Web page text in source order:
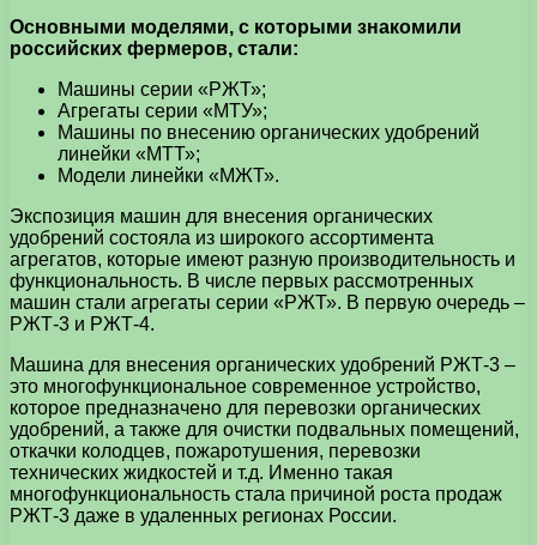
Основными моделями, с которыми знакомили
российских фермеров, стали:
Машины серии «РЖТ»;
Агрегаты серии «МТУ»;
Машины по внесению органических удобрений
линейки «МТТ»;
Модели линейки «МЖТ».
Экспозиция машин для внесения органических
удобрений состояла из широкого ассортимента
агрегатов, которые имеют разную производительность и
функциональность. В числе первых рассмотренных
машин стали агрегаты серии «РЖТ». В первую очередь –
РЖТ-3 и РЖТ-4.
Машина для внесения органических удобрений РЖТ-3 –
это многофункциональное современное устройство,
которое предназначено для перевозки органических
удобрений, а также для очистки подвальных помещений,
откачки колодцев, пожаротушения, перевозки
технических жидкостей и т.д. Именно такая
многофункциональность стала причиной роста продаж
РЖТ-3 даже в удаленных регионах России.